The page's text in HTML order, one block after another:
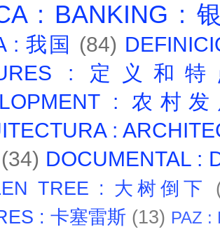
: BANKING :
: 我国 (84)
: 定义和
: 农村
:
(34) DOCUMENTAL :
TREE : 大树倒下
: 卡塞雷斯 (13) PAZ :